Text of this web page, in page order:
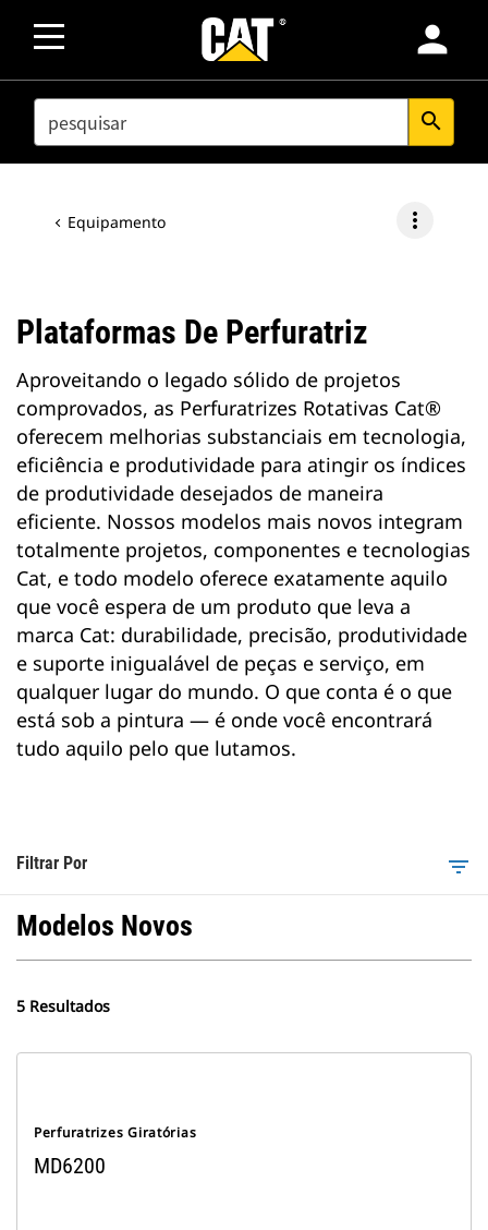
person
SEARCH search
Equipamento more_vert
Plataformas De Perfuratriz
Aproveitando o legado sólido de projetos
comprovados, as Perfuratrizes Rotativas Cat®
oferecem melhorias substanciais em tecnologia,
eficiência e produtividade para atingir os índices
de produtividade desejados de maneira
eficiente. Nossos modelos mais novos integram
totalmente projetos, componentes e tecnologias
Cat, e todo modelo oferece exatamente aquilo
que você espera de um produto que leva a
marca Cat: durabilidade, precisão, produtividade
e suporte inigualável de peças e serviço, em
qualquer lugar do mundo. O que conta é o que
está sob a pintura — é onde você encontrará
tudo aquilo pelo que lutamos.
Filtrar Por filter_list
Modelos Novos
5 Resultados
Perfuratrizes Giratórias
MD6200